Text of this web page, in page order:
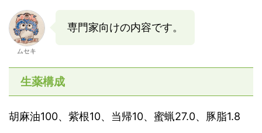
ムセキ
専門家向けの内容です。
生薬構成
胡麻油100、紫根10、当帰10、蜜蝋27.0、豚脂1.8